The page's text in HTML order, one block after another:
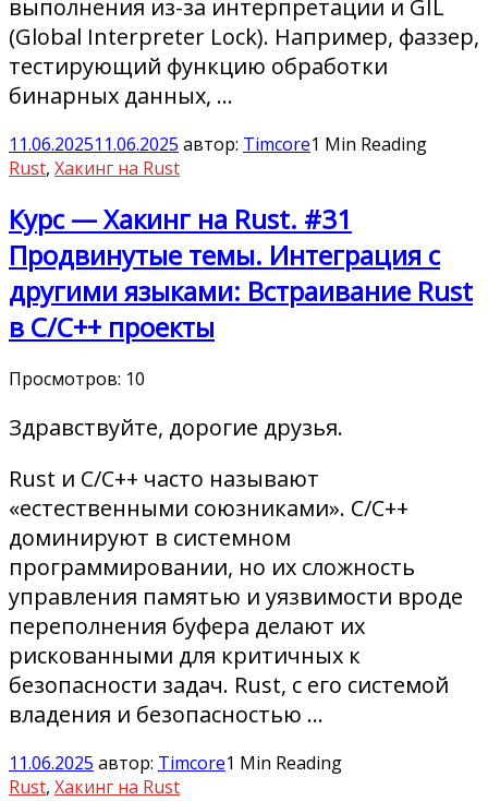
выполнения из-за интерпретации и GIL
(Global Interpreter Lock). Например, фаззер,
тестирующий функцию обработки
бинарных данных, …
11.06.202511.06.2025 автор: Timcore1 Min Reading
Rust, Хакинг на Rust
Курс — Хакинг на Rust. #31
Продвинутые темы. Интеграция с
другими языками: Встраивание Rust
в C/C++ проекты
Просмотров: 10
Здравствуйте, дорогие друзья.
Rust и C/C++ часто называют
«естественными союзниками». C/C++
доминируют в системном
программировании, но их сложность
управления памятью и уязвимости вроде
переполнения буфера делают их
рискованными для критичных к
безопасности задач. Rust, с его системой
владения и безопасностью …
11.06.2025 автор: Timcore1 Min Reading
Rust, Хакинг на Rust